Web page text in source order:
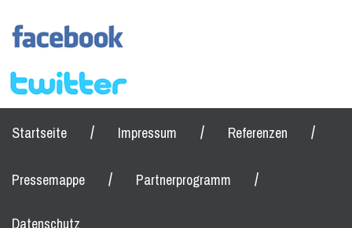
Startseite / Impressum / Referenzen /
Pressemappe / Partnerprogramm /
Datenschutz